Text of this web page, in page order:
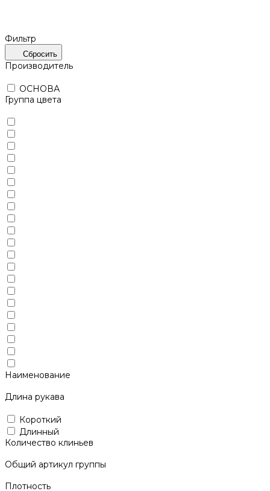
Фильтр
Сбросить
Производитель
ОСНОВА
Группа цвета
Наименование
Длина рукава
Короткий
Длинный
Количество клиньев
Общий артикул группы
Плотность